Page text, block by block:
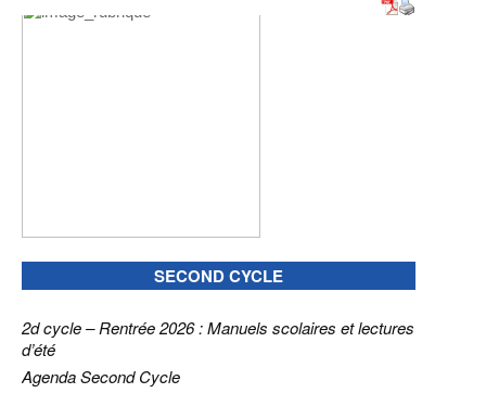
SECOND CYCLE
2d cycle – Rentrée 2026 : Manuels scolaires et lectures
d’été
Agenda Second Cycle